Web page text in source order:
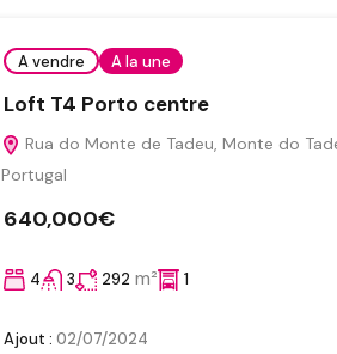
A vendre A la une
Loft T4 Porto centre
Rua do Monte de Tadeu, Monte do
Portugal
640,000€
4 3 292 m² 1
Ajout : 02/07/2024